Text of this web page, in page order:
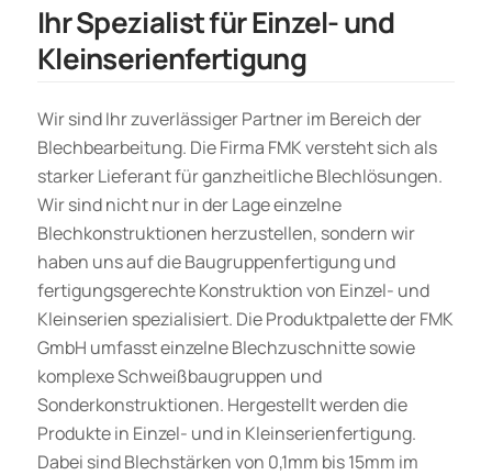
Ihr Spezialist für Einzel- und
Kleinserienfertigung
Wir sind Ihr zuverlässiger Partner im Bereich der
Blechbearbeitung. Die Firma FMK versteht sich als
starker Lieferant für ganzheitliche Blechlösungen.
Wir sind nicht nur in der Lage einzelne
Blechkonstruktionen herzustellen, sondern wir
haben uns auf die Baugruppenfertigung und
fertigungsgerechte Konstruktion von Einzel- und
Kleinserien spezialisiert. Die Produktpalette der FMK
GmbH umfasst einzelne Blechzuschnitte sowie
komplexe Schweißbaugruppen und
Sonderkonstruktionen. Hergestellt werden die
Produkte in Einzel- und in Kleinserienfertigung.
Dabei sind Blechstärken von 0,1mm bis 15mm im